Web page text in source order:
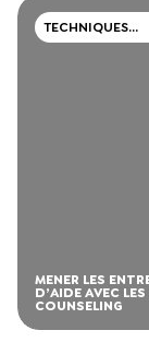
TECHNIQUES
MENER LES
D’AIDE AVEC
COUNSELING